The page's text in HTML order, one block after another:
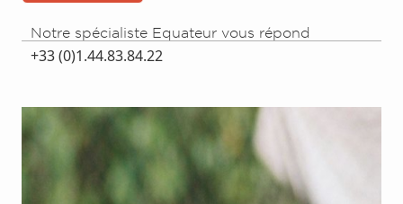
Notre spécialiste Equateur vous répond
+33 (0)1.44.83.84.22